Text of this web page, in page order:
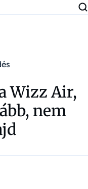
Wizz Air,
nem